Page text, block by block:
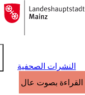
الانتقال إلى المحتوى
إلى
الصفحة
النشرات الصحفية
القراءة بصوت عالٍ